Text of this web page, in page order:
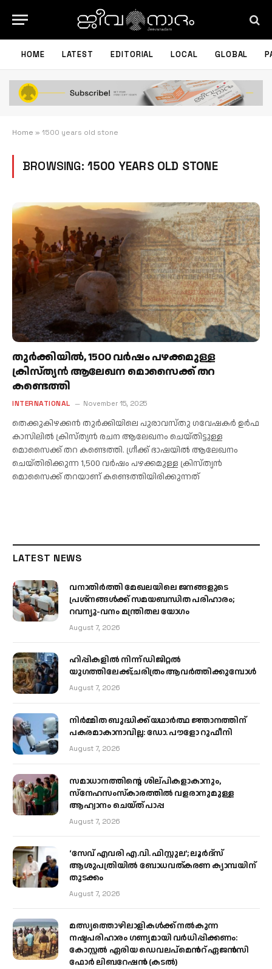
HOME LATEST EDITORIAL LOCAL GLOBAL
Home » 1500 years old stone
BROWSING: 1500 YEARS OLD STONE
തുര്‍ക്കിയില്‍, 1500 വർഷം പഴക്കമുള്ള
ക്രിസ്ത്യൻ ആലേഖന മൊസൈക്ക് തറ
കണ്ടെത്തി
INTERNATIONAL November 15, 2025
തെക്കുകിഴക്കൻ തുർക്കിയിലെ പുരാവസ്തു ഗവേഷകർ ഉർഫ
കാസിലിൽ ക്രിസ്ത്യൻ രചന ആലേഖനം ചെയ്തിട്ടുള്ള
മൊസൈക്ക് തറ കണ്ടെത്തി. ഗ്രീക്ക് ഭാഷയില്‍ ആലേഖനം
ചെയ്തിരിക്കുന്ന 1,500 വർഷം പഴക്കമുള്ള ക്രിസ്ത്യൻ
മൊസൈക്ക് തറയാണ് കണ്ടെത്തിയിരിക്കുന്നത്
LATEST NEWS
വനാതിർത്തി മേഖലയിലെ ജനങ്ങളുടെ
പ്രശ്നങ്ങൾക്ക് സമയബന്ധിത പരിഹാരം;
റവന്യൂ-വനം മന്ത്രിതല യോഗം
August 7, 2026
ഹിപ്പികളില്‍ നിന്ന് ഡിജിറ്റല്‍
യുഗത്തിലേക്ക്;ചരിത്രം ആവര്‍ത്തിക്കുമ്പോള്‍
August 7, 2026
നിർമ്മിത ബുദ്ധിക്ക് യഥാർത്ഥ ജ്ഞാനത്തിന്
പകരമാകാനാവില്ല: ഡോ. പൗളോ റുഫീനി
August 7, 2026
സമാധാനത്തിന്റെ ശില്പികളാകാനും,
സ്നേഹസംസ്കാരത്തിൽ വളരാനുമുള്ള
ആഹ്വാനം ചെയ്ത് പാപ്പ
August 7, 2026
‘സേവ് എവരി എ.വി. ഫിസ്റ്റുല’; ലൂർദ്‌സ്
ആശുപത്രിയിൽ ബോധവത്കരണ ക്യാമ്പയിന്
തുടക്കം
August 7, 2026
മത്സ്യത്തൊഴിലാളികള്‍ക്ക് നല്‍കുന്ന
നഷ്ടപരിഹാരം ഗണ്യമായി വര്‍ധിപ്പിക്കണം:
കോസ്റ്റല്‍ ഏരിയ ഡെവലപ്മെന്‍റ് ഏജന്‍സി
ഫോര്‍ ലിബറേഷന്‍ (കടല്‍)